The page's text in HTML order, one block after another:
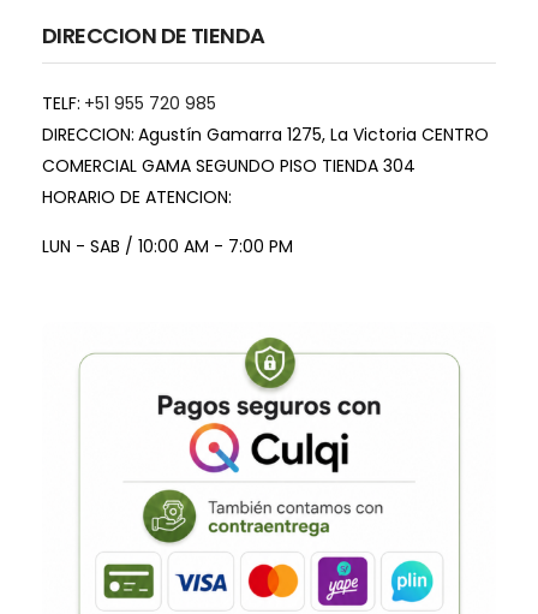
DIRECCION DE TIENDA
TELF: +51 955 720 985
DIRECCION: Agustín Gamarra 1275, La Victoria CENTRO
COMERCIAL GAMA SEGUNDO PISO TIENDA 304
HORARIO DE ATENCION:
LUN - SAB / 10:00 AM - 7:00 PM